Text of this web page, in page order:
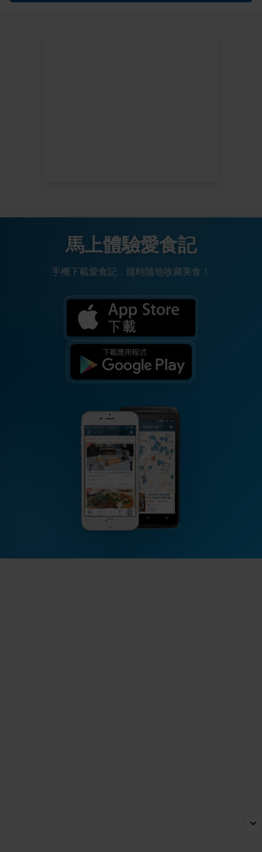
馬上體驗愛食記
手機下載愛食記，隨時隨地收藏美食！